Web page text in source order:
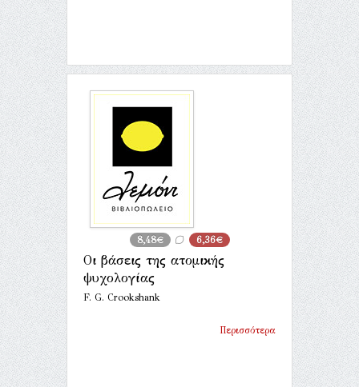
8,48€ 6,36€
Οι βάσεις της ατομικής
ψυχολογίας
F. G. Crookshank
Περισσότερα